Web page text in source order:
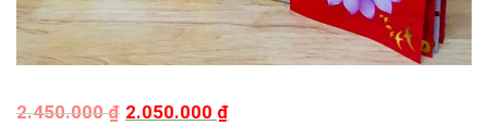
2.450.000₫ 2.050.000 ₫